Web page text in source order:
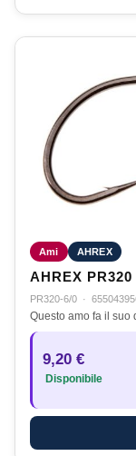
Ami AHREX
AHREX
PR320-6/0 ·
Questo amo fa il suo
9,20 €
Disponibile